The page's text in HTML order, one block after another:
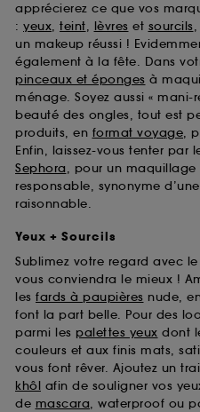
apprécierez ce que vos
: yeux, teint, lèvres et sourcils
un makeup réussi !
également à la fête. Dans
pinceaux et éponges à
ménage. Soyez aussi «
beauté des ongles, tout est
produits, en format voyage,
Enfin, laissez-vous tenter par
Sephora, pour un maquillage
responsable, synonyme
raisonnable.
Yeux + Sourcils
Sublimez votre regard avec
vous conviendra le mieux !
les fards à paupières nude,
font la part belle. Pour des
parmi les palettes yeux dont
couleurs et aux finis mats,
vous font rêver. Ajoutez un
khôl afin de souligner vos
de mascara, waterproof ou